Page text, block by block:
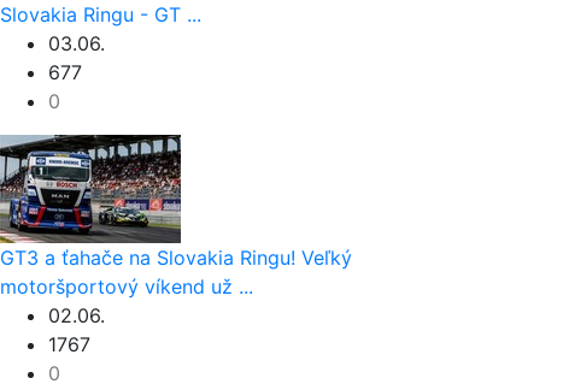
Slovakia Ringu - GT ...
03.06.
677
0
GT3 a ťahače na Slovakia Ringu! Veľký
motoršportový víkend už ...
02.06.
1767
0